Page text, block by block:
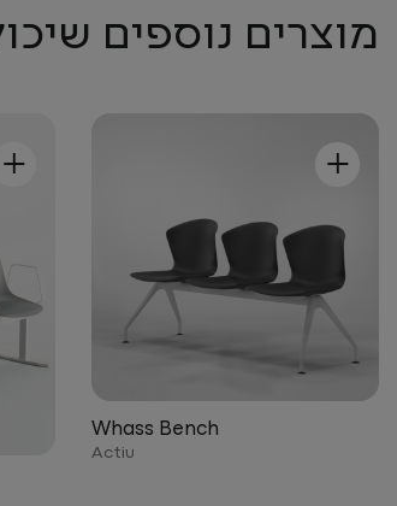
מוצרים נוספים
+
Whass Bench
Actiu
+